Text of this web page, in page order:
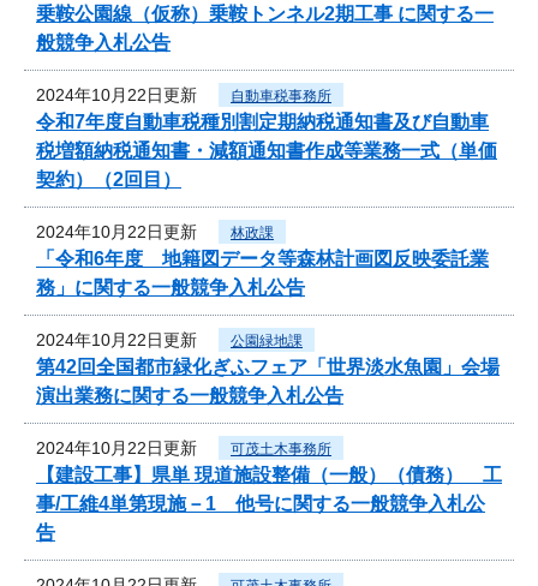
乗鞍公園線（仮称）乗鞍トンネル2期工事 に関する一
般競争入札公告
2024年10月22日更新 自動車税事務所
令和7年度自動車税種別割定期納税通知書及び自動車
税増額納税通知書・減額通知書作成等業務一式（単価
契約）（2回目）
2024年10月22日更新 林政課
「令和6年度 地籍図データ等森林計画図反映委託業
務」に関する一般競争入札公告
2024年10月22日更新 公園緑地課
第42回全国都市緑化ぎふフェア「世界淡水魚園」会場
演出業務に関する一般競争入札公告
2024年10月22日更新 可茂土木事務所
【建設工事】県単 現道施設整備（一般）（債務） 工
事/工維4単第現施－1 他号に関する一般競争入札公
告